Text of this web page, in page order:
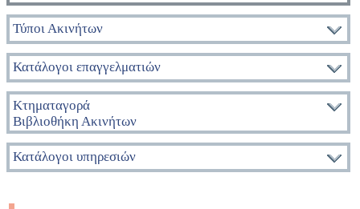
Τύποι Ακινήτων
Κατάλογοι επαγγελματιών
Κτηματαγορά
Βιβλιοθήκη Ακινήτων
Κατάλογοι υπηρεσιών